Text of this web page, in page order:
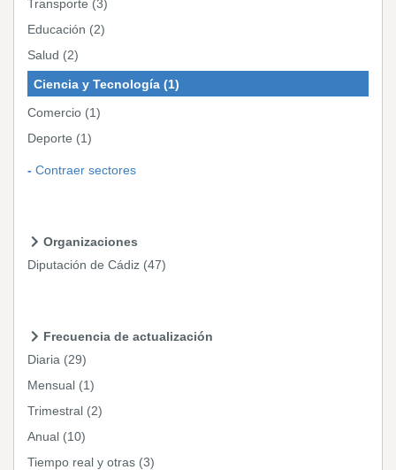
Transporte (3)
Educación (2)
Salud (2)
Ciencia y Tecnología (1)
Comercio (1)
Deporte (1)
Contraer sectores
Organizaciones
Diputación de Cádiz (47)
Frecuencia de actualización
Diaria (29)
Mensual (1)
Trimestral (2)
Anual (10)
Tiempo real y otras (3)